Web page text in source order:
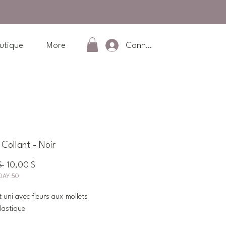
More Connexion
Collant - Noir
Prix
original
10,00 $
50
uni avec fleurs aux mollets